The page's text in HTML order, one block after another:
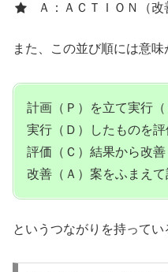
Ａ：ＡＣＴＩＯＮ（改
また、この並び順には意味
計画（Ｐ）を立て実行（
実行（Ｄ）したものを評
評価（Ｃ）結果から改善
改善（Ａ）案をふまえて
というつながりを持ってい